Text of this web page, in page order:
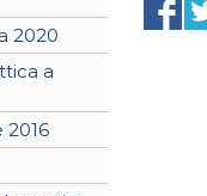
2020
a